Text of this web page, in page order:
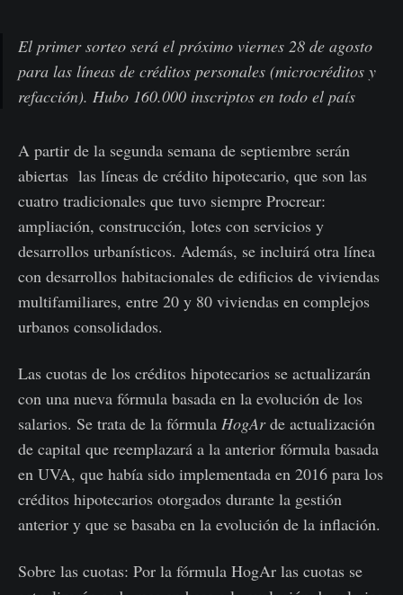
El primer sorteo será el próximo viernes 28 de agosto
para las líneas de créditos personales (microcréditos y
refacción). Hubo 160.000 inscriptos en todo el país
A partir de la segunda semana de septiembre serán
abiertas las líneas de crédito hipotecario, que son las
cuatro tradicionales que tuvo siempre Procrear:
ampliación, construcción, lotes con servicios y
desarrollos urbanísticos. Además, se incluirá otra línea
con desarrollos habitacionales de edificios de viviendas
multifamiliares, entre 20 y 80 viviendas en complejos
urbanos consolidados.
Las cuotas de los créditos hipotecarios se actualizarán
con una nueva fórmula basada en la evolución de los
salarios. Se trata de la fórmula HogArde actualización
de capital que reemplazará a la anterior fórmula basada
en UVA, que había sido implementada en 2016 para los
créditos hipotecarios otorgados durante la gestión
anterior y que se basaba en la evolución de la inflación.
Sobre las cuotas: Por la fórmula HogAr las cuotas se